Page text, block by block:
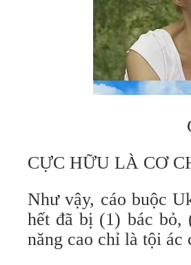
CỰC HỮU LÀ CƠ
Như vậy, cáo buộc
hết đã bị (1) bác bỏ,
năng cao chỉ là tội ác